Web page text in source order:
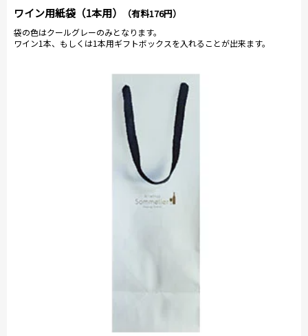
ワイン用紙袋（1本用） （有料176円）
袋の色はクールグレーのみとなります。
ワイン1本、もしくは1本用ギフトボックスを入れることが出来ます。